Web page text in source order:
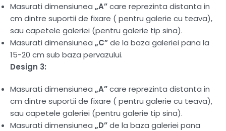
Masurati dimensiunea „A”care reprezinta distanta in
cm dintre suportii de fixare ( pentru galerie cu teava),
sau capetele galeriei (pentru galerie tip sina).
Masurati dimensiunea „C”de la baza galeriei pana la
15-20 cm sub baza pervazului.
Design 3:
Masurati dimensiunea „A”care reprezinta distanta in
cm dintre suportii de fixare ( pentru galerie cu teava),
sau capetele galeriei (pentru galerie tip sina).
Masurati dimensiunea „D”de la baza galeriei pana